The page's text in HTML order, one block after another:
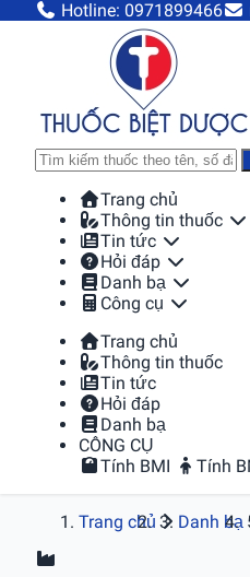
Hotline: 0971899466
Trang chủ
Thông tin thuốc
Tin tức
Hỏi đáp
Danh bạ
Công cụ
Trang chủ
Thông tin thuốc
Tin tức
Hỏi đáp
Danh bạ
CÔNG CỤ
Tính BMI
Tính
Trang chủ Danh bạ